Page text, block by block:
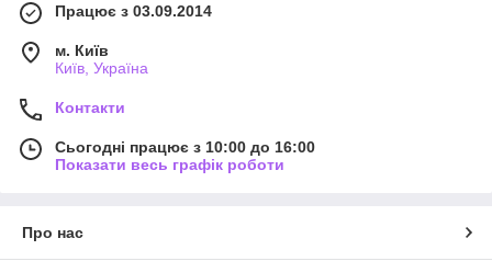
Працює з 03.09.2014
м. Київ
Київ, Україна
Контакти
Сьогодні працює з 10:00 до 16:00
Показати весь графік роботи
Про нас